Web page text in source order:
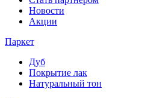
Новости
Акции
Паркет
Дуб
Покрытие лак
Натуральный тон